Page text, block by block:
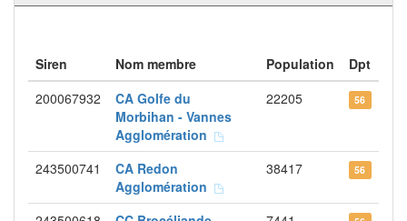
Siren Nom membre Population
Dpt
200067932
CA Golfe du
Morbihan - Vannes
Agglomération
22205 56
243500741
CA Redon
Agglomération
38417 56